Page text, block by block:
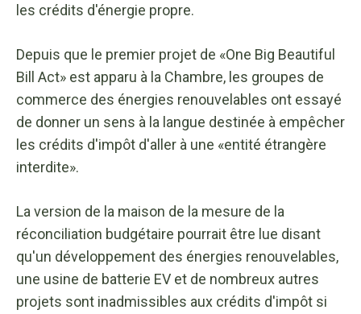
les crédits d'énergie propre.
Depuis que le premier projet de «One Big Beautiful
Bill Act» est apparu à la Chambre, les groupes de
commerce des énergies renouvelables ont essayé
de donner un sens à la langue destinée à empêcher
les crédits d'impôt d'aller à une «entité étrangère
interdite».
La version de la maison de la mesure de la
réconciliation budgétaire pourrait être lue disant
qu'un développement des énergies renouvelables,
une usine de batterie EV et de nombreux autres
projets sont inadmissibles aux crédits d'impôt si